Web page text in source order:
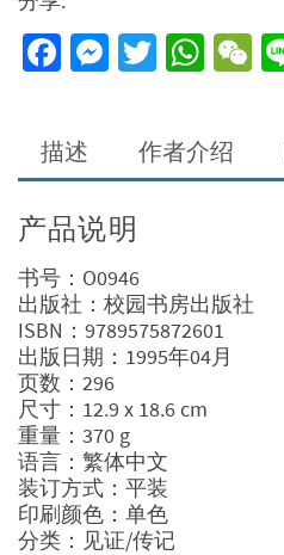
的
一
生
Facebook
Messenger
Twitter
描述 作者介绍
产品说明
书号：O0946
出版社：校园书房出版社
ISBN：9789575872601
出版日期：1995年04月
页数：296
尺寸：12.9 x 18.6 cm
重量：370 g
语言：繁体中文
装订方式：平装
印刷颜色：单色
分类：见证/传记